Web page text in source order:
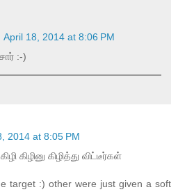
April 18, 2014 at 8:06 PM
:-)
2014 at 8:05 PM
கிழினு கிழித்து விட்டீர்கள்
target :) other were just given a soft